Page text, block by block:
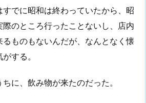
でに昭和は終わっていたから、昭
のところ行ったことないし、店内
ものもないんだが、なんとなく懐
する。
に、飲み物が来たのだった。